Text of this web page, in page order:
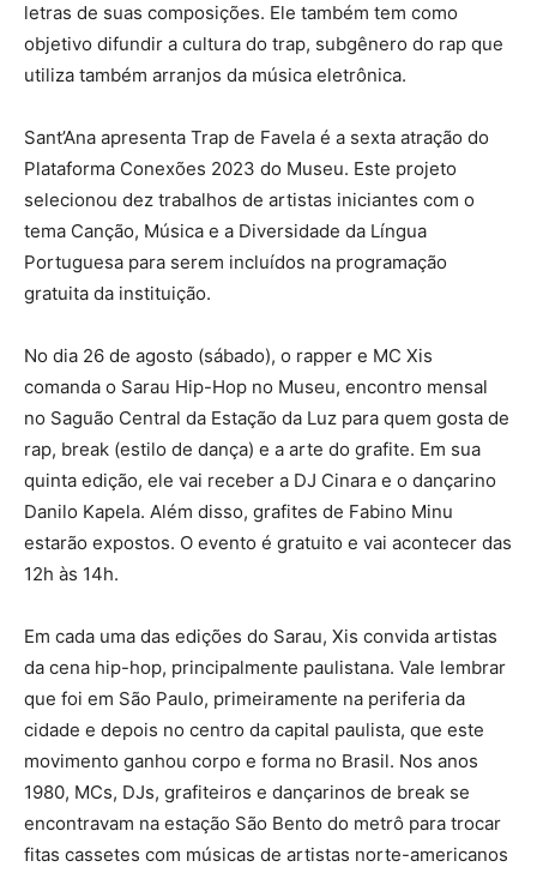
letras de suas composições. Ele também tem como
objetivo difundir a cultura do trap, subgênero do rap que
utiliza também arranjos da música eletrônica.
Sant’Ana apresenta Trap de Favela é a sexta atração do
Plataforma Conexões 2023 do Museu. Este projeto
selecionou dez trabalhos de artistas iniciantes com o
tema Canção, Música e a Diversidade da Língua
Portuguesa para serem incluídos na programação
gratuita da instituição.
No dia 26 de agosto (sábado), o rapper e MC Xis
comanda o Sarau Hip-Hop no Museu, encontro mensal
no Saguão Central da Estação da Luz para quem gosta de
rap, break (estilo de dança) e a arte do grafite. Em sua
quinta edição, ele vai receber a DJ Cinara e o dançarino
Danilo Kapela. Além disso, grafites de Fabino Minu
estarão expostos. O evento é gratuito e vai acontecer das
12h às 14h.
Em cada uma das edições do Sarau, Xis convida artistas
da cena hip-hop, principalmente paulistana. Vale lembrar
que foi em São Paulo, primeiramente na periferia da
cidade e depois no centro da capital paulista, que este
movimento ganhou corpo e forma no Brasil. Nos anos
1980, MCs, DJs, grafiteiros e dançarinos de break se
encontravam na estação São Bento do metrô para trocar
fitas cassetes com músicas de artistas norte-americanos